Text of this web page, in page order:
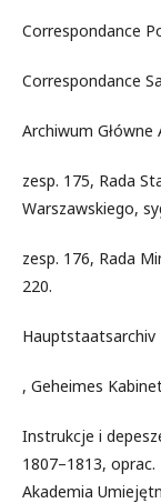
Correspondance
Correspondance
Archiwum
zesp. 175, Rada
Warszawskiego,
zesp. 176, Rada
220.
Hauptstaatsarchiv
, Geheimes
Instrukcje i
1807–1813,
Akademia